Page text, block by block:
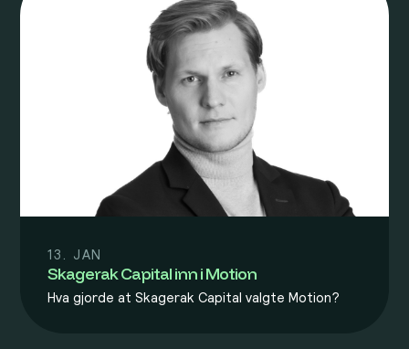
13. JAN
Skagerak Capital inn i Motion
Hva gjorde at Skagerak Capital valgte Motion?